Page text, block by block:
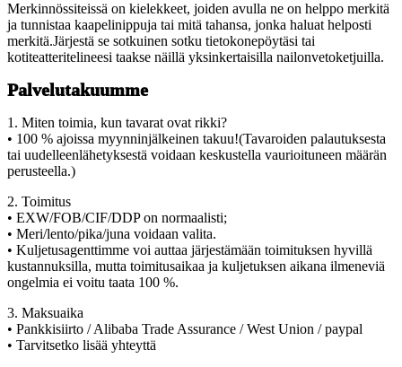
Merkinnössiteissä on kielekkeet, joiden avulla ne on helppo merkitä
ja tunnistaa kaapelinippuja tai mitä tahansa, jonka haluat helposti
merkitä.Järjestä se sotkuinen sotku tietokonepöytäsi tai
kotiteatteritelineesi taakse näillä yksinkertaisilla nailonvetoketjuilla.
Palvelutakuumme
1. Miten toimia, kun tavarat ovat rikki?
• 100 % ajoissa myynninjälkeinen takuu!(Tavaroiden palautuksesta
tai uudelleenlähetyksestä voidaan keskustella vaurioituneen määrän
perusteella.)
2. Toimitus
• EXW/FOB/CIF/DDP on normaalisti;
• Meri/lento/pika/juna voidaan valita.
• Kuljetusagenttimme voi auttaa järjestämään toimituksen hyvillä
kustannuksilla, mutta toimitusaikaa ja kuljetuksen aikana ilmeneviä
ongelmia ei voitu taata 100 %.
3. Maksuaika
• Pankkisiirto / Alibaba Trade Assurance / West Union / paypal
• Tarvitsetko lisää yhteyttä